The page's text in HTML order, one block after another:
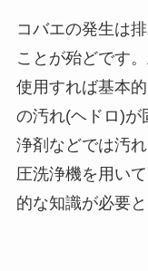
コバエの発生は
ことが殆どです
使用すれば基本
の汚れ(ヘドロ)が
浄剤などでは汚
圧洗浄機を用い
的な知識が必要と